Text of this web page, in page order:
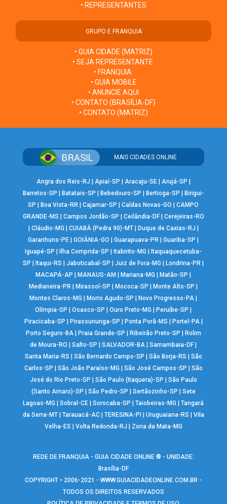
• REPRESENTANTES
GRUPO E FRANQUIA
• GUIA CIDADE (MATRIZ)
• SEJA REPRESENTANTE
• FRANQUIA
• GUIA MOBILE
• ANUNCIE AQUI
• CONTATO (BRASÍLIA-DF)
• CONTATO (MATRIZ)
MAIS CIDADES ONLINE
Angra dos Reis-RJ Apiaí-SP Aracaju-SE| Arujá-SP
Barretos-SP
Batatais-SP Bebedouro-SP Bertioga-SP
Birigui-
SP
Boa Vista-RR |Cajamar-SP |Caldas Novas-GO |CAMPO
GRANDE-MS
Campos Jordão-SP Ceilândia-DF| Cerejeiras-RO
Cláudio-MG CUIABÁ (Pedra 90)-MT| Duque de Caxias-RJ
Garanhuns-PE |GOIÂNIA-GO |Guarapuava-PR |Guariba-SP
Iguapé-SP
Ilha Comprida-SP Itabirito-MG
Itaquaquecetuba-
SP
Itaqui-RS |Jaboticabal-SP |Juiz de Fora-MG Londrina-PR
MACAPÁ-AP
MANAUS-AM Mariana-MG Matão-SP
Medianeira-PR
Mirassol-SP Mococa-SP Monte Alto-SP
Montes Claros-MG
Morro Agudo-SP Novo Progresso-PA
Olímpia-SP
|Osasco-SP |Ouro Preto-MG Peruíbe-SP
Piracicaba-SP
Pirassununga-SP Ponta Porã-MS Portel-PA|
Porto Seguro-BA| Praia Grande-SP Ribeirão Preto-SP
Rolim
de Moura-RO
|Salto-SP |SALVADOR-BA |Samambaia-DF
Santa Maria-RS
São Bernardo Campo-SP São Borja-RS
São
Carlos-SP
São João Paraíso-MG São José Campos-SP
São
José do Rio Preto-SP
São Paulo (Itaquera)-SP
São Paulo
(Santo Amaro)-SP
São Pedro-SP Sertãozinho-SP
Sete
Lagoas-MG
|Sobral-CE |Sorocaba-SP |Taiobeiras-MG |Tangará
da Serra-MT| Tarauacá-AC| TERESINA-PI Uruguaiana-RS
Vila
Velha-ES
Volta Redonda-RJ Zona da Mata-MG
REDE DE FRANQUIA - GUIA CIDADE ONLINE ® - UNIDADE:
Brasília-DF
COPYRIGHT • 2006-2021 -WWW.GUIACIDADEONLINE.COM.BR -
TODOS OS DIREITOS RESERVADOS